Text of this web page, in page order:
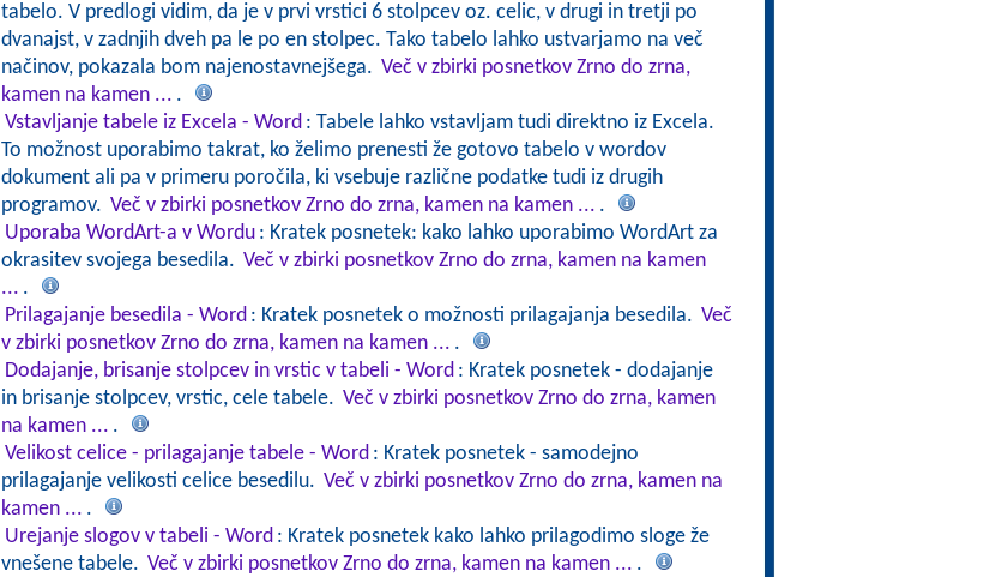
tabelo. V predlogi vidim, da je v prvi vrstici 6 stolpcev oz. celic, v drugi in tretji po
dvanajst, v zadnjih dveh pa le po en stolpec. Tako tabelo lahko ustvarjamo na več
načinov, pokazala bom najenostavnejšega. Več v zbirki posnetkov Zrno do zrna,
kamen na kamen ... .
Vstavljanje tabele iz Excela - Word : Tabele lahko vstavljam tudi direktno iz Excela.
To možnost uporabimo takrat, ko želimo prenesti že gotovo tabelo v wordov
dokument ali pa v primeru poročila, ki vsebuje različne podatke tudi iz drugih
programov. Več v zbirki posnetkov Zrno do zrna, kamen na kamen ... .
Uporaba WordArt-a v Wordu : Kratek posnetek: kako lahko uporabimo WordArt za
okrasitev svojega besedila. Več v zbirki posnetkov Zrno do zrna, kamen na kamen
... .
Prilagajanje besedila - Word : Kratek posnetek o možnosti prilagajanja besedila. Več
v zbirki posnetkov Zrno do zrna, kamen na kamen ... .
Dodajanje, brisanje stolpcev in vrstic v tabeli - Word : Kratek posnetek - dodajanje
in brisanje stolpcev, vrstic, cele tabele. Več v zbirki posnetkov Zrno do zrna, kamen
na kamen ... .
Velikost celice - prilagajanje tabele - Word : Kratek posnetek - samodejno
prilagajanje velikosti celice besedilu. Več v zbirki posnetkov Zrno do zrna, kamen na
kamen ... .
Urejanje slogov v tabeli - Word : Kratek posnetek kako lahko prilagodimo sloge že
vnešene tabele. Več v zbirki posnetkov Zrno do zrna, kamen na kamen ... .